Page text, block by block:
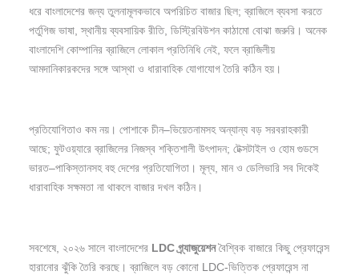
ধরে বাংলাদেশের জন্য তুলনামূলকভাবে অপরিচিত বাজার ছিল; ব্রাজিলে ব্যবসা করতে
পর্তুগিজ ভাষা, স্থানীয় ব্যবসায়িক রীতি, ডিস্ট্রিবিউশন কাঠামো বোঝা জরুরি। অনেক
বাংলাদেশি কোম্পানির ব্রাজিলে লোকাল প্রতিনিধি নেই, ফলে ব্রাজিলীয়
আমদানিকারকদের সঙ্গে আস্থা ও ধারাবাহিক যোগাযোগ তৈরি কঠিন হয়।
প্রতিযোগিতাও কম নয়। পোশাকে চীন–ভিয়েতনামসহ অন্যান্য বড় সরবরাহকারী
আছে; ফুটওয়্যারে ব্রাজিলের নিজস্ব শক্তিশালী উৎপাদন; টেক্সটাইল ও হোম গুডসে
ভারত–পাকিস্তানসহ বহু দেশের প্রতিযোগিতা। মূল্য, মান ও ডেলিভারি সব দিকেই
ধারাবাহিক সক্ষমতা না থাকলে বাজার দখল কঠিন।
সবশেষে, ২০২৬ সালে বাংলাদেশের LDCগ্র্যাজুয়েশনবৈশ্বিক বাজারে কিছু প্রেফারেন্স
হারানোর ঝুঁকি তৈরি করছে। ব্রাজিলে বড় কোনো LDC-ভিত্তিক প্রেফারেন্স না